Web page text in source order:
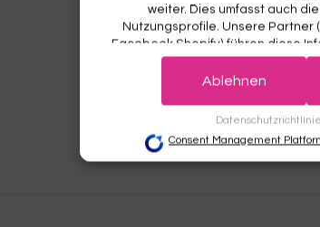
weiter. Dies umfasst auch
Nutzungsprofile. Unsere Partner
Facebook Shopify) führen diese
weiteren Daten zusammen, die Sie
anhand eines persönlichen
können Sie jederzeit widerrufen,
Button links unten klicken und dort
Datenschutzrichtlinie
Ablehnen
Consent Management